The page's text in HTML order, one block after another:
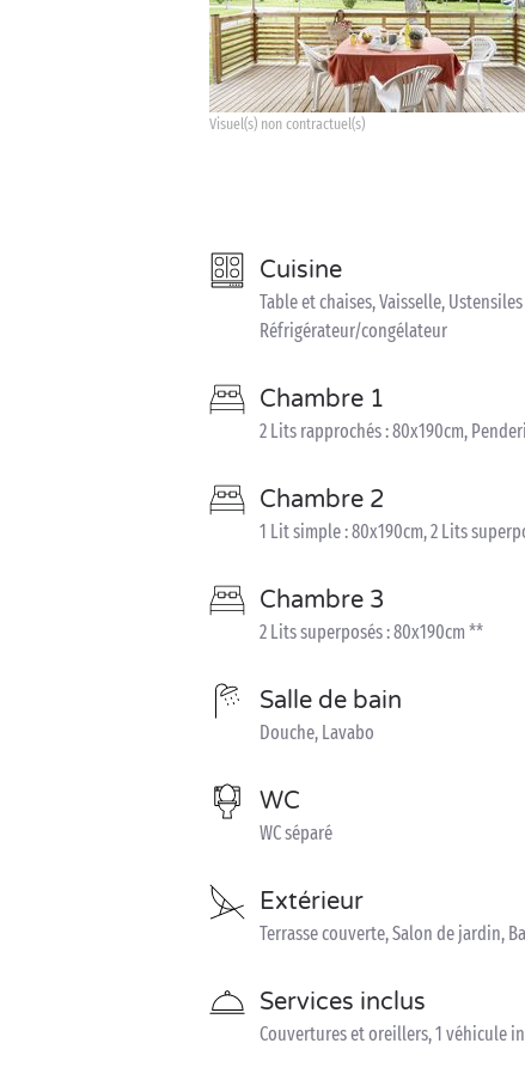
Visuel(s) non contractuel(s)
Cuisine
Table et chaises, Vaisselle,
Réfrigérateur/congélateur
Chambre 1
2 Lits rapprochés : 80x190cm,
Chambre 2
1 Lit simple : 80x190cm, 2 Lits
Chambre 3
2 Lits superposés : 80x190cm **
Salle de bain
Douche, Lavabo
WC
WC séparé
Extérieur
Terrasse couverte, Salon de jardin,
Services inclus
Couvertures et oreillers, 1 véhicule